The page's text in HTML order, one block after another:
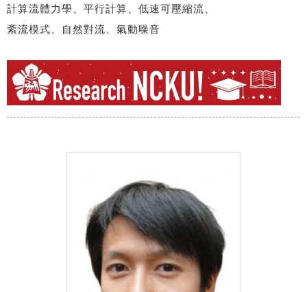
計算流體力學、平行計算、低速可壓縮流、
紊流模式、自然對流、氣動噪音